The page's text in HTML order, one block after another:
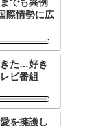
際情勢に広
きた…好き
ビ番組
を擁護し